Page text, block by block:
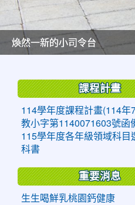
美麗的操場是我們活力的來源
美麗的操場是我們活力的來源
煥然一新的小司令台
煥然一新的小司令台
富含桃園埤塘田園風光意象的
富含桃園埤塘田園風光意象的
嶄新的中庭廣場
嶄新的中庭廣場
水生池生生不息
水生池生生不息
課程計畫
114學年度課程計畫(114年
教小字第1140071603號函
115學年度各年級領域科目
科書
重要消息
生生喝鮮乳桃園鈣健康